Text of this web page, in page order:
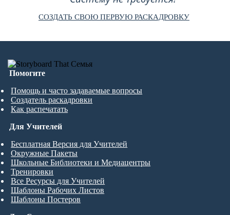
СОЗДАТЬ СВОЮ ПЕРВУЮ РАСКАДРОВКУ
Помогите
Помощь и часто задаваемые вопросы
Создатель раскадровки
Как распечатать
Для Учителей
Бесплатная Версия для Учителей
Окружные Пакеты
Школьные Библиотеки и Медиацентры
Тренировки
Все Ресурсы для Учителей
Шаблоны Рабочих Листов
Шаблоны Постеров